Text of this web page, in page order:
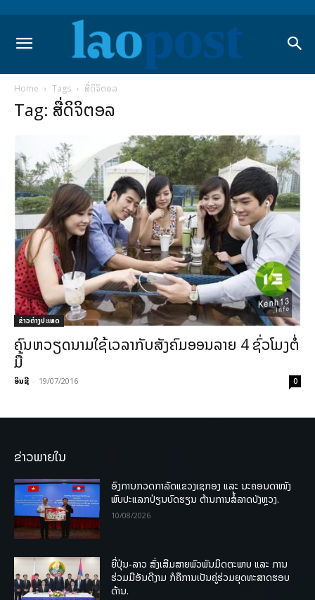
Home Tags ສື່ດິຈິຕອລ
Tag: ສື່ດິຈິຕອລ
ຂ່າວຕ່າງປະເທດ
ຄົນຫວຽດນາມ​​ໃຊ້​ເວລາ​ກັບ​ສັງຄົມ​ອອນ​ລາຍ​​ 4 ຊົ່ວ​ໂມງ​ຕໍ່​
ມື້
ອິນຊີ - 19/07/2016 0
ຂ່າວພາຍໃນ
ອົງການກວດກາລັດແຂວງເຊກອງ ແລະ ນະຄອນດາໜັງ
ພົບປະແລກປ່ຽນບົດຮຽນ ຕ້ານການສໍ້ລາດບັງຫຼວງ.
10/08/2026
ຍີ່ປຸ່ນ-ລາວ ສົ່ງເສີມສາຍພົວພັນມິດຕະພາບ ແລະ ການ
ຮ່ວມມືອັນດີງາມ ກໍຄືການເປັນຄູ່ຮ່ວມຍຸດທະສາດຮອບ
ດ້ານ.